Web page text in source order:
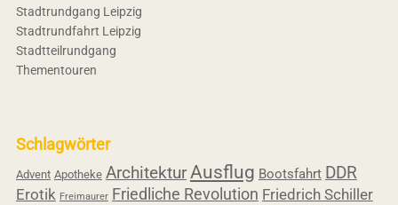
Stadtrundgang Leipzig
Stadtrundfahrt Leipzig
Stadtteilrundgang
Thementouren
Schlagwörter
Advent Apotheke Architektur Ausflug Bootsfahrt DDR
Erotik Freimaurer Friedliche Revolution Friedrich Schiller